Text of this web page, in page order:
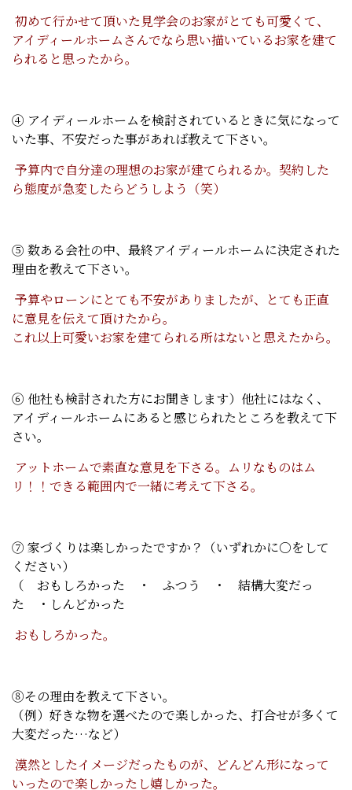
初めて行かせて頂いた見学会のお家がとても可愛くて、
アイディールホームさんでなら思い描いているお家を建て
られると思ったから。
④ アイディールホームを検討されているときに気になって
いた事、不安だった事があれば教えて下さい。
予算内で自分達の理想のお家が建てられるか。契約した
ら態度が急変したらどうしよう（笑）
⑤ 数ある会社の中、最終アイディールホームに決定された
理由を教えて下さい。
予算やローンにとても不安がありましたが、とても正直
に意見を伝えて頂けたから。
これ以上可愛いお家を建てられる所はないと思えたから。
⑥ 他社も検討された方にお聞きします）他社にはなく、
アイディールホームにあると感じられたところを教えて下
さい。
アットホームで素直な意見を下さる。ムリなものはム
リ！！できる範囲内で一緒に考えて下さる。
⑦ 家づくりは楽しかったですか？（いずれかに○をして
ください）
（ おもしろかった ・ ふつう ・ 結構大変だっ
た ・しんどかった
おもしろかった。
⑧その理由を教えて下さい。
（例）好きな物を選べたので楽しかった、打合せが多くて
大変だった…など）
漠然としたイメージだったものが、どんどん形になって
いったので楽しかったし嬉しかった。